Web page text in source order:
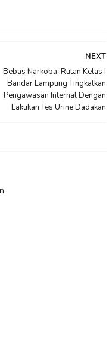
NEXT
Bebas Narkoba, Rutan Kelas I
Bandar Lampung Tingkatkan
Pengawasan Internal Dengan
Lakukan Tes Urine Dadakan